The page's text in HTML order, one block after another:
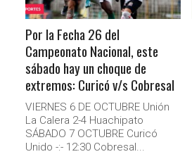
Por la Fecha 26 del
Campeonato Nacional, este
sábado hay un choque de
extremos: Curicó v/s Cobresal
VIERNES 6 DE OCTUBRE Unión
La Calera 2-4 Huachipato
SÁBADO 7 OCTUBRE Curicó
Unido -:- 12:30 Cobresal...